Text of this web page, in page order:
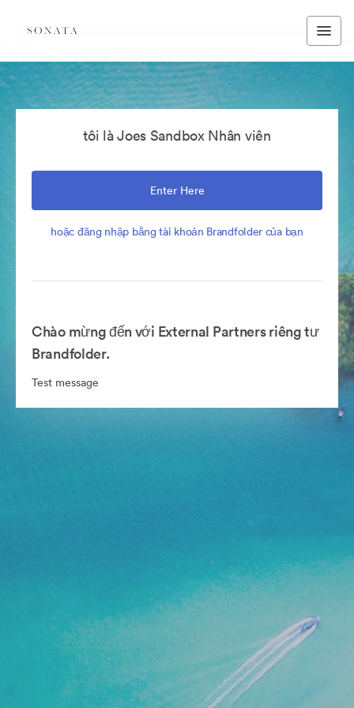
tôi là Joes Sandbox Nhân viên
Enter Here
hoặc đăng nhập bằng tài khoản Brandfolder của bạn
Chào mừng đến với External Partners riêng tư
Brandfolder.
Test message